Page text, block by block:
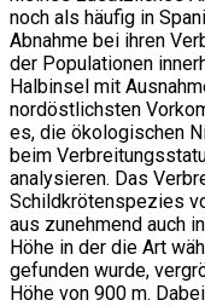
noch als häufig in
Abnahme bei ihren
der Populationen
Halbinsel mit
nordöstlichsten
es, die ökologischen
beim
analysieren. Das
Schildkrötenspezies
aus zunehmend auch
Höhe in der die Art
gefunden wurde,
Höhe von 900 m.